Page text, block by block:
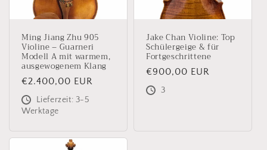
Ming Jiang Zhu 905
Violine – Guarneri
Modell A mit warmem,
ausgewogenem Klang
Normaler
Preis
€2.400,00 EUR
Lieferzeit: 3-5
Werktage
Jake Chan Violine: Top
Schülergeige & für
Fortgeschrittene
Normaler
Preis
€900,00 EUR
3